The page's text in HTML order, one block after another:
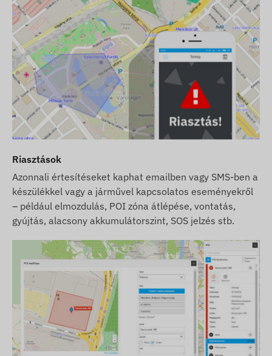
Riasztások
Azonnali értesítéseket kaphat emailben vagy SMS-ben a
készülékkel vagy a járművel kapcsolatos eseményekről
– például elmozdulás, POI zóna átlépése, vontatás,
gyújtás, alacsony akkumulátorszint, SOS jelzés stb.